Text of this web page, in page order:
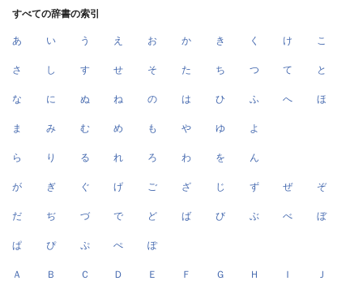
すべての辞書の索引
あ い う え お か き く け こ
さ し す せ そ た ち つ て と
な に ぬ ね の は ひ ふ へ ほ
ま み む め も や ゆ よ
ら り る れ ろ わ を ん
が ぎ ぐ げ ご ざ じ ず ぜ ぞ
だ ぢ づ で ど ば び ぶ べ ぼ
ぱ ぴ ぷ ぺ ぽ
Ａ Ｂ Ｃ Ｄ Ｅ Ｆ Ｇ Ｈ Ｉ Ｊ